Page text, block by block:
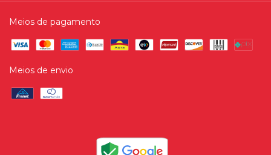
Meios de pagamento
Meios de envio